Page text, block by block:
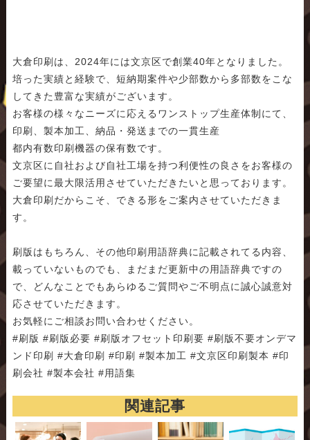
大倉印刷は、2024年には文京区で創業40年となりました。
培った実績と経験で、短納期案件や少部数から多部数をこな
してきた豊富な実績がございます。
お客様の様々なニーズに応えるワンストップ生産体制にて、
印刷、製本加工、納品・発送までの一貫生産
都内有数印刷機器の保有数です。
文京区に自社および自社工場を持つ利便性の良さをお客様の
ご要望に最大限活用させていただきたいと思っております。
大倉印刷だからこそ、できる形をご案内させていただきま
す。
刷版はもちろん、その他印刷用語辞典に記載されてる内容、
載っていないものでも、まだまだ更新中の用語辞典ですの
で、どんなことでもあらゆるご質問やご不明点に誠心誠意対
応させていただきます。
お気軽にご相談お問い合わせください。
#刷版 #刷版必要 #刷版オフセット印刷要 #刷版不要オンデマ
ンド印刷 #大倉印刷 #印刷 #製本加工 #文京区印刷製本 #印
刷会社 #製本会社 #用語集
関連記事